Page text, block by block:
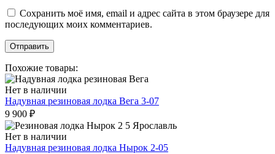
Сохранить моё имя, email и адрес сайта в этом браузере для
последующих моих комментариев.
Похожие товары:
Нет в наличии
Надувная резиновая лодка Вега 3-07
9 900 ₽
Нет в наличии
Надувная резиновая лодка Нырок 2-05